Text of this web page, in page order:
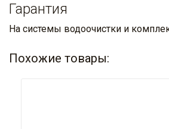
Гарантия
На системы водоочистки и
Похожие товары: